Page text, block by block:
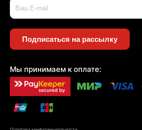
Подписаться на рассылку
Мы принимаем к оплате: